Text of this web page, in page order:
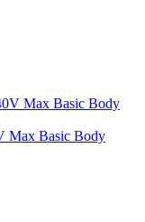
Max Basic Body